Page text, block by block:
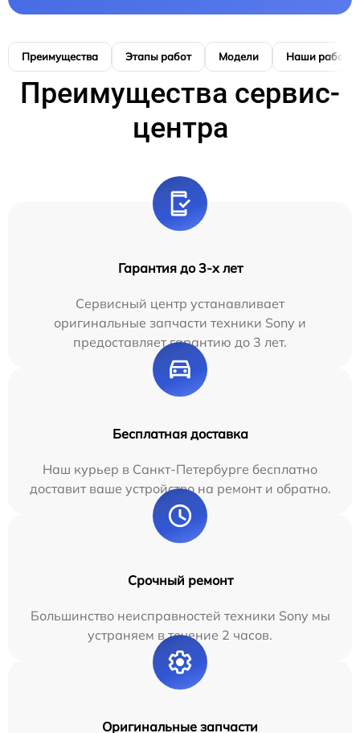
Преимущества Этапы работ Модели Наши работы
Преимущества сервис-
центра
Гарантия до 3-х лет
Сервисный центр устанавливает
оригинальные запчасти техники Sony и
предоставляет гарантию до 3 лет.
Бесплатная доставка
Наш курьер в Санкт-Петербурге бесплатно
доставит ваше устройство на ремонт и обратно.
Срочный ремонт
Большинство неисправностей техники Sony мы
устраняем в течение 2 часов.
Оригинальные запчасти